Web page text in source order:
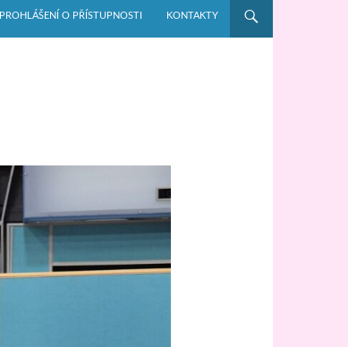
PROHLÁŠENÍ O PŘÍSTUPNOSTI KONTAKTY